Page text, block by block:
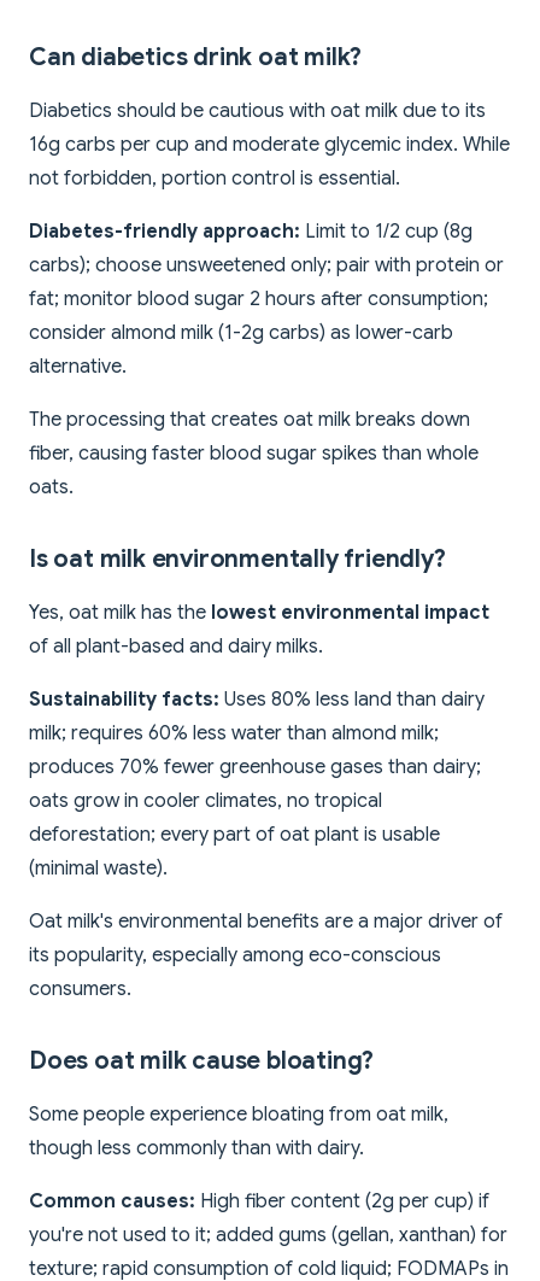
Can diabetics drink oat milk?
Diabetics should be cautious with oat milk due to its
16g carbs per cup and moderate glycemic index. While
not forbidden, portion control is essential.
Diabetes-friendly approach: Limit to 1/2 cup (8g
carbs); choose unsweetened only; pair with protein or
fat; monitor blood sugar 2 hours after consumption;
consider almond milk (1-2g carbs) as lower-carb
alternative.
The processing that creates oat milk breaks down
fiber, causing faster blood sugar spikes than whole
oats.
Is oat milk environmentally friendly?
Yes, oat milk has the lowest environmental impact
of all plant-based and dairy milks.
Sustainability facts: Uses 80% less land than dairy
milk; requires 60% less water than almond milk;
produces 70% fewer greenhouse gases than dairy;
oats grow in cooler climates, no tropical
deforestation; every part of oat plant is usable
(minimal waste).
Oat milk's environmental benefits are a major driver of
its popularity, especially among eco-conscious
consumers.
Does oat milk cause bloating?
Some people experience bloating from oat milk,
though less commonly than with dairy.
Common causes: High fiber content (2g per cup) if
you're not used to it; added gums (gellan, xanthan) for
texture; rapid consumption of cold liquid; FODMAPs in